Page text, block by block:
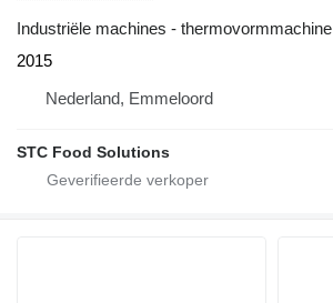
Industriële machines - thermovormmachine
2015
Nederland, Emmeloord
STC Food Solutions